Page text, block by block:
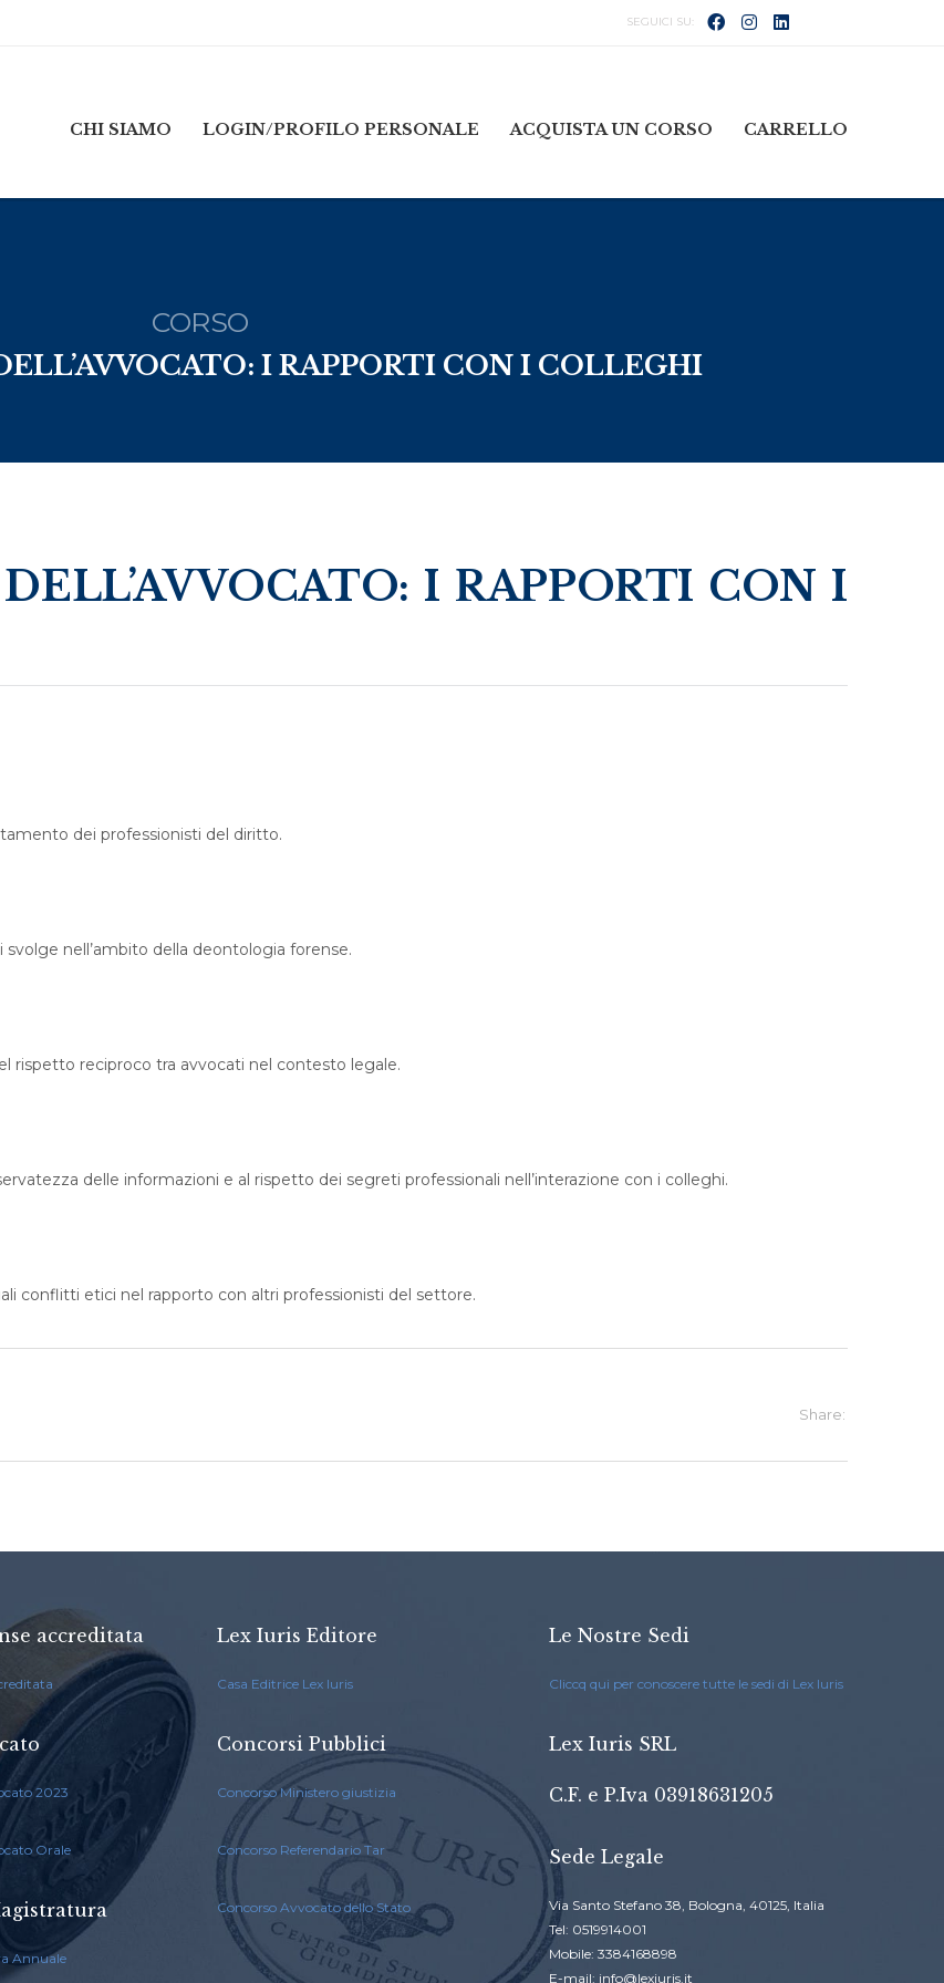
CHI SIAMO LOGIN/PROFILO PERSONALE ACQUISTA UN CORSO CARRELLO
CORSO
I RAPPORTI CON I COLLEGHI
I RAPPORTI CON I
dei professionisti del diritto.
nell’ambito della deontologia forense.
rispetto reciproco tra avvocati nel contesto legale.
delle informazioni e al rispetto dei segreti professionali nell’interazione con i colleghi.
conflitti etici nel rapporto con altri professionisti del settore.
Share:
accreditata
2023
Orale
Annuale
Lex Iuris Editore
Casa Editrice Lex Iuris
Concorsi Pubblici
Concorso Ministero giustizia
Concorso Referendario Tar
Concorso Avvocato dello Stato
Le Nostre Sedi
Cliccq qui per conoscere tutte le sedi di Lex Iuris
Lex Iuris SRL
C.F. e P.Iva 03918631205
Sede Legale
Via Santo Stefano 38, Bologna, 40125, Italia
Tel: 0519914001
Mobile: 3384168898
E-mail: info@lexiuris.it